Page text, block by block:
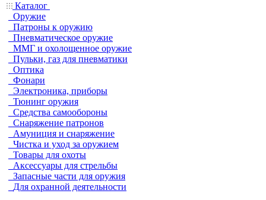
Каталог
Оружие
Патроны к оружию
Пневматическое оружие
ММГ и охолощенное оружие
Пульки, газ для пневматики
Оптика
Фонари
Электроника, приборы
Тюнинг оружия
Средства самообороны
Снаряжение патронов
Амуниция и снаряжение
Чистка и уход за оружием
Товары для охоты
Аксессуары для стрельбы
Запасные части для оружия
Для охранной деятельности